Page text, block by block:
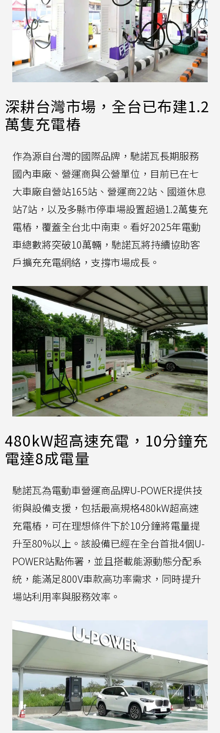
深耕台灣市場，全台已布建1.2
萬隻充電樁
作為源自台灣的國際品牌，馳諾瓦長期服務
國內車廠、營運商與公營單位，目前已在七
大車廠自營站165站、營運商22站、國道休息
站7站，以及多縣市停車場設置超過1.2萬隻充
電樁，覆蓋全台北中南東。看好2025年電動
車總數將突破10萬輛，馳諾瓦將持續協助客
戶擴充充電網絡，支撐市場成長。
480kW超高速充電，10分鐘充
電達8成電量
馳諾瓦為電動車營運商品牌U-POWER提供技
術與設備支援，包括最高規格480kW超高速
充電樁，可在理想條件下於10分鐘將電量提
升至80%以上。該設備已經在全台首批4個U-
POWER站點佈署，並且搭載能源動態分配系
統，能滿足800V車款高功率需求，同時提升
場站利用率與服務效率。